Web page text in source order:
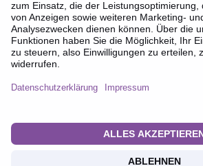
Vertrag
Privatsphäre-
Historie der Privatsphäre-
Einwilligungen